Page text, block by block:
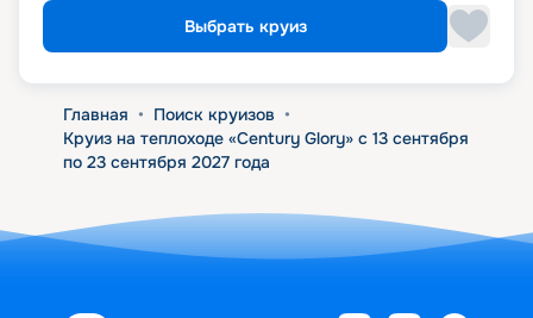
Выбрать круиз
Главная • Поиск круизов •
Круиз на теплоходе «Century Glory» с 13 сентября
по 23 сентября 2027 года